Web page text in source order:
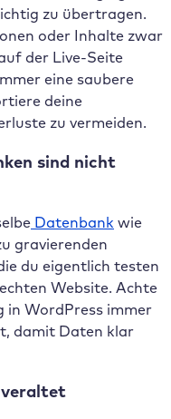
zu übertragen.
oder Inhalte zwar
der Live-Seite
eine saubere
deine
zu vermeiden.
sind nicht
Datenbank wie
gravierenden
du eigentlich testen
Website. Achte
in WordPress immer
damit Daten klar
veraltet